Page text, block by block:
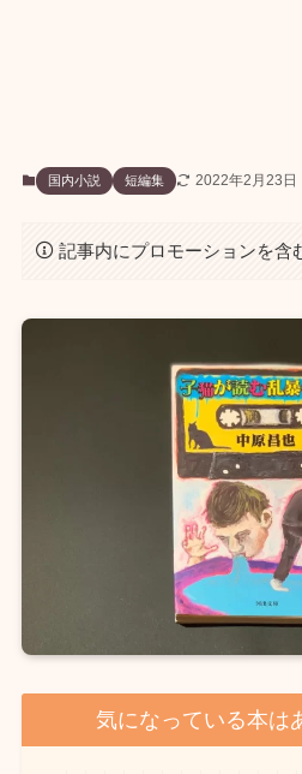
国内小説 短編集 2022年2月23日
記事内にプロモーションを含
気になっている本は